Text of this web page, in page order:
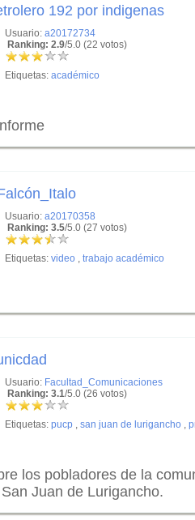
192 por indigenas
Usuario: a20172734
Ranking: 2.9/5.0 (22 votos)
Etiquetas: académico
Usuario: a20170358
Ranking: 3.5/5.0 (27 votos)
Etiquetas: video , trabajo académico
Usuario: Facultad_Comunicaciones
Ranking: 3.1/5.0 (26 votos)
Etiquetas: pucp , san juan de lurigancho ,
los pobladores de la
Juan de Lurigancho.